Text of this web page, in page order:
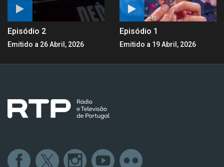
Episódio 2
Emitido a 26 Abril, 2026
Episódio 1
Emitido a 19 Abril, 2026